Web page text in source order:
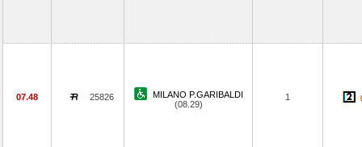
07.48 25826
MILANO P.GARIBALDI
(08.29)
1